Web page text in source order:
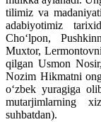
tilimiz va
adabiyotimiz
Cho‘lpon,
Muxtor,
qilgan Usmon
Nozim Hikmatni
o‘zbek yuragiga
mutarjimlarning
suhbatdan).